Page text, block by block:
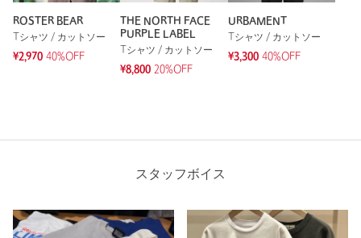
ROSTER BEAR
Tシャツ / カットソー
¥2,970 40%OFF
THE NORTH FACE
PURPLE LABEL
Tシャツ / カットソー
¥8,800 20%OFF
URBAMENT
Tシャツ / カットソー
¥3,300 40%OFF
スタッフボイス